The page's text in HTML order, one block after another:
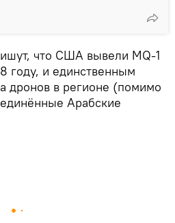
что США вывели MQ-1
году, и единственным
дронов в регионе (помимо
Арабские